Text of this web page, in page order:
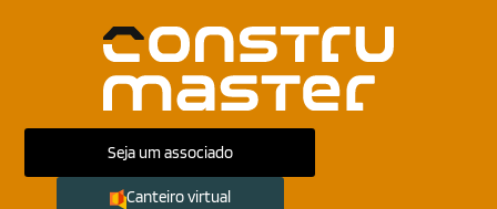
Seja um associado
Canteiro virtual